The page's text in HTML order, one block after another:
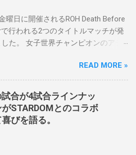
。」 彼女は今、スケバンで重要な役
ています。 「今活躍している選手
りに思い、応援しています。私の
レスラーばかりです。私は彼らを私
うに考えている」。 スケバンの最
は5月末に行われました。日本の女
リーグがロサンゼルスでデビュー
のカードが YouTube で公開されてい
曜日に開催されるROH Death Before
で行われる2つのタイトルマッチが発
た。 女子世界チャンピオンのアテ
ることになりました。この試合は木
で発表されました。アテナは5月か
止しており、リング上での欠場は
上の負傷が原因とされています。
チャンピオンは5月の最後の試合で怪
に苦しみましたが、それはストーリ
READ MORE »
合が4試合ラインナッ
STARDOMとのコラボ
びを語る。